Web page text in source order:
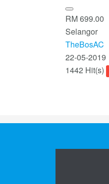
RM 699.00
Selangor
TheBosAC
22-05-2019
1442 Hit(s)